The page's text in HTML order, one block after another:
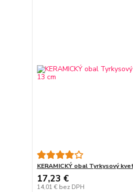
KERAMICKÝ obal Tyrkysový
17,23 €
14,01 € bez DPH